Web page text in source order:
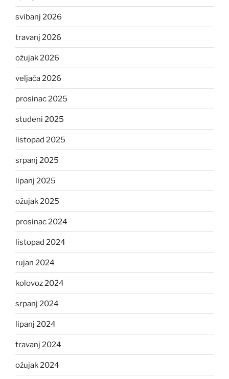
svibanj 2026
travanj 2026
ožujak 2026
veljača 2026
prosinac 2025
studeni 2025
listopad 2025
srpanj 2025
lipanj 2025
ožujak 2025
prosinac 2024
listopad 2024
rujan 2024
kolovoz 2024
srpanj 2024
lipanj 2024
travanj 2024
ožujak 2024